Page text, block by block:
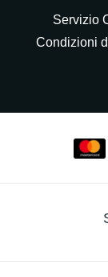
Servizio
Condizioni